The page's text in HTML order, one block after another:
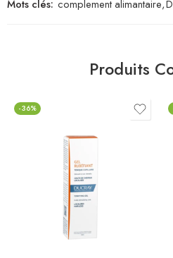
Mots clés: complement alimantaire,
Produits
-36%